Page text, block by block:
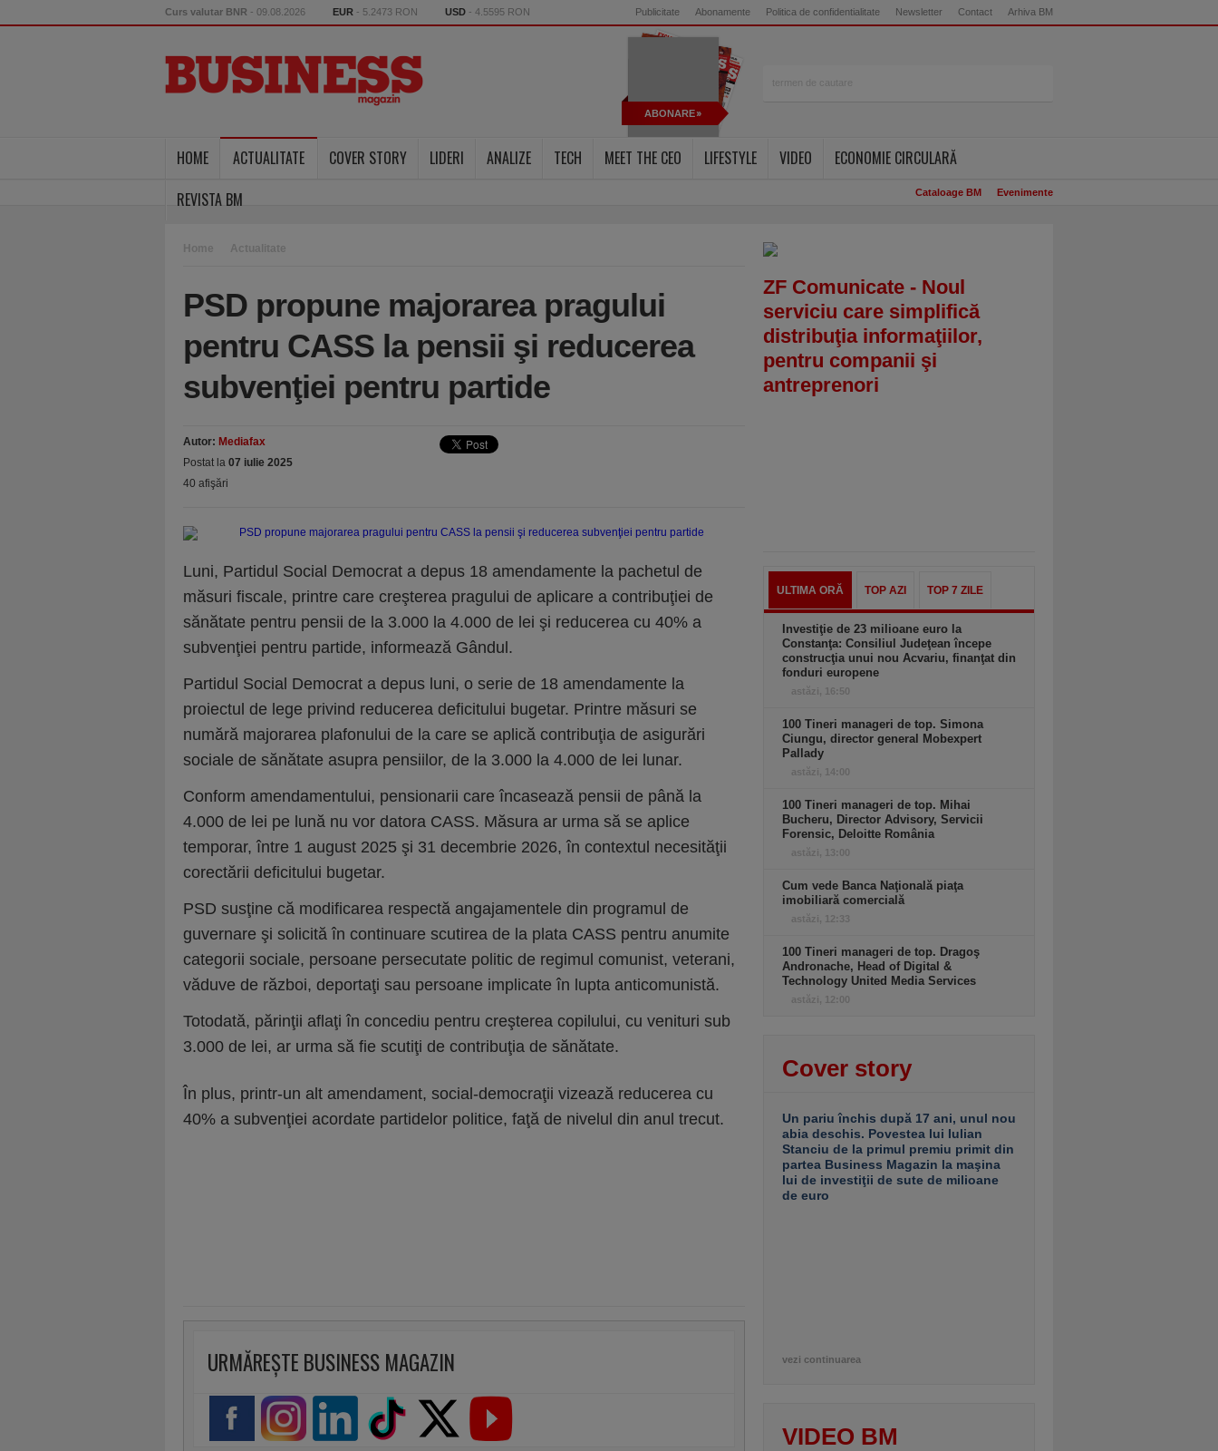
Curs valutar BNR - 09.08.2026 EUR - 5.2473 RON USD - 4.5595 RON Publicitate Abonamente Politica de confidentialitate Newsletter Contact Arhiva BM
ABONARE
HOME ACTUALITATE COVER STORY LIDERI ANALIZE TECH MEET THE CEO LIFESTYLE VIDEO
ECONOMIE CIRCULARĂ
REVISTA BM
Cataloage BM Evenimente
Home Actualitate
PSD propune majorarea pragului
pentru CASS la pensii şi reducerea
subvenţiei pentru partide
Autor: Mediafax
Postat la 07 iulie 2025
40 afişări
Luni, Partidul Social Democrat a depus 18 amendamente la pachetul de
măsuri fiscale, printre care creşterea pragului de aplicare a contribuţiei de
sănătate pentru pensii de la 3.000 la 4.000 de lei şi reducerea cu 40% a
subvenţiei pentru partide, informează Gândul.
Partidul Social Democrat a depus luni, o serie de 18 amendamente la
proiectul de lege privind reducerea deficitului bugetar. Printre măsuri se
numără majorarea plafonului de la care se aplică contribuţia de asigurări
sociale de sănătate asupra pensiilor, de la 3.000 la 4.000 de lei lunar.
Conform amendamentului, pensionarii care încasează pensii de până la
4.000 de lei pe lună nu vor datora CASS. Măsura ar urma să se aplice
temporar, între 1 august 2025 şi 31 decembrie 2026, în contextul necesităţii
corectării deficitului bugetar.
PSD susţine că modificarea respectă angajamentele din programul de
guvernare şi solicită în continuare scutirea de la plata CASS pentru anumite
categorii sociale, persoane persecutate politic de regimul comunist, veterani,
văduve de război, deportaţi sau persoane implicate în lupta anticomunistă.
Totodată, părinţii aflaţi în concediu pentru creşterea copilului, cu venituri sub
3.000 de lei, ar urma să fie scutiţi de contribuţia de sănătate.
În plus, printr-un alt amendament, social-democraţii vizează reducerea cu
40% a subvenţiei acordate partidelor politice, faţă de nivelul din anul trecut.
URMĂREȘTE BUSINESS MAGAZIN
ZF Comunicate - Noul
serviciu care simplifică
distribuţia informaţiilor,
pentru companii şi
antreprenori
ULTIMA ORĂ TOP AZI TOP 7 ZILE
Investiţie de 23 milioane euro la
Constanţa: Consiliul Judeţean începe
construcţia unui nou Acvariu, finanţat din
fonduri europene
astăzi, 16:50
100 Tineri manageri de top. Simona
Ciungu, director general Mobexpert
Pallady
astăzi, 14:00
100 Tineri manageri de top. Mihai
Bucheru, Director Advisory, Servicii
Forensic, Deloitte România
astăzi, 13:00
Cum vede Banca Naţională piaţa
imobiliară comercială
astăzi, 12:33
100 Tineri manageri de top. Dragoş
Andronache, Head of Digital &
Technology United Media Services
astăzi, 12:00
Cover story
Un pariu închis după 17 ani, unul nou
abia deschis. Povestea lui Iulian
Stanciu de la primul premiu primit din
partea Business Magazin la maşina
lui de investiţii de sute de milioane
de euro
vezi continuarea
VIDEO BM